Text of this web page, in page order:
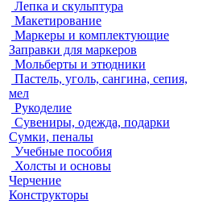
Лепка и скульптура
Макетирование
Маркеры и комплектующие
Заправки для маркеров
Мольберты и этюдники
Пастель, уголь, сангина, сепия,
мел
Рукоделие
Сувениры, одежда, подарки
Сумки, пеналы
Учебные пособия
Холсты и основы
Черчение
Конструкторы